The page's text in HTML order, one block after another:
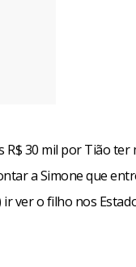
R$ 30 mil por Tião ter
a Simone que
ver o filho nos